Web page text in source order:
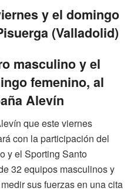
y el domingo
(Valladolid)
masculino y el
femenino, al
Alevín
que este viernes
con la participación del
y el Sporting Santo
32 equipos masculinos y
sus fuerzas en una cita